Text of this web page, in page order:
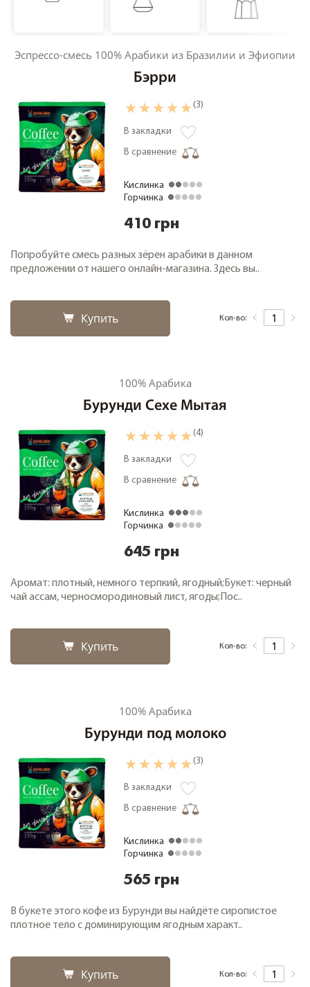
Кофе свежей обжарки
Кофе в зернах 1000 грамм
Чай
Зеленый чай
Черный чай
О компании
Замена и возврат товара
Акции
Эспрессо-смесь 100% Арабики из Бразилии и Эфиопии
Бэрри
(3)
В закладки
В сравнение
Кислинка
Горчинка
410 грн
Попробуйте смесь разных зёрен арабики в данном
предложении от нашего онлайн-магазина. Здесь вы..
Купить Кол-во:
100% Арабика
Бурунди Сехе Мытая
(4)
В закладки
В сравнение
Кислинка
Горчинка
645 грн
Аромат: плотный, немного терпкий, ягодный;Букет: черный
чай ассам, черносмородиновый лист, ягоды;Пос..
Купить Кол-во:
100% Арабика
Бурунди под молоко
(3)
В закладки
В сравнение
Кислинка
Горчинка
565 грн
В букете этого кофе из Бурунди вы найдёте сиропистое
плотное тело с доминирующим ягодным характ..
Купить Кол-во: